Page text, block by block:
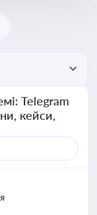
Telegram
кейси,